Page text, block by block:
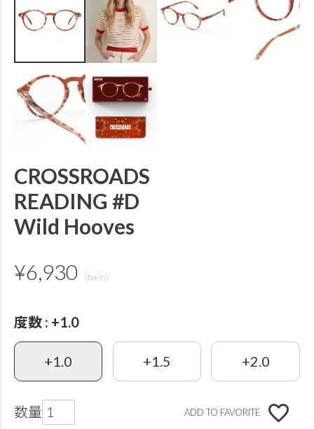
CROSSROADS
READING #D
Wild Hooves
¥6,930
度数 +1.0
+1.0 +1.5 +2.0
ADD TO FAVORITE